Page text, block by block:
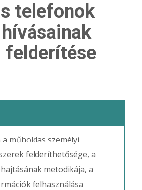
telefonok
felderítése
műholdas személyi
felderíthetősége, a
metodikája, a
felhasználása